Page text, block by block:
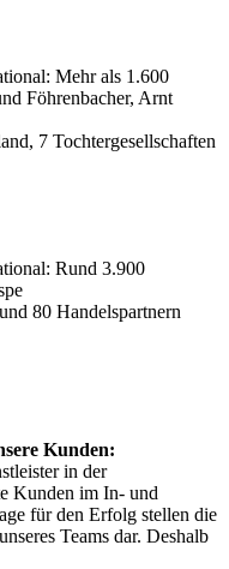
Mehr als 1.600
Föhrenbacher, Arnt
7 Tochtergesellschaften
Rund 3.900
80 Handelspartnern
Kunden:
in der
Kunden im In- und
für den Erfolg stellen die
Teams dar. Deshalb